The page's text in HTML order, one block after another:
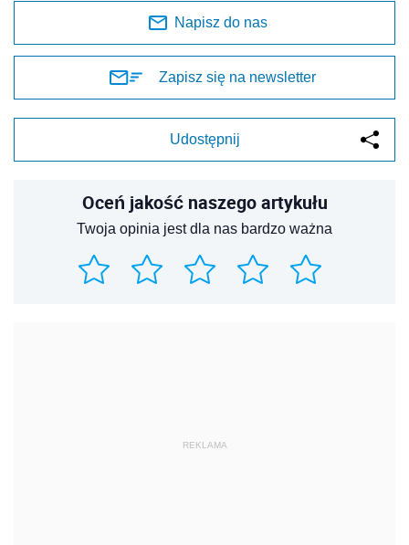
Napisz do nas
Zapisz się na newsletter
Udostępnij
Oceń jakość naszego artykułu
Twoja opinia jest dla nas bardzo ważna
REKLAMA